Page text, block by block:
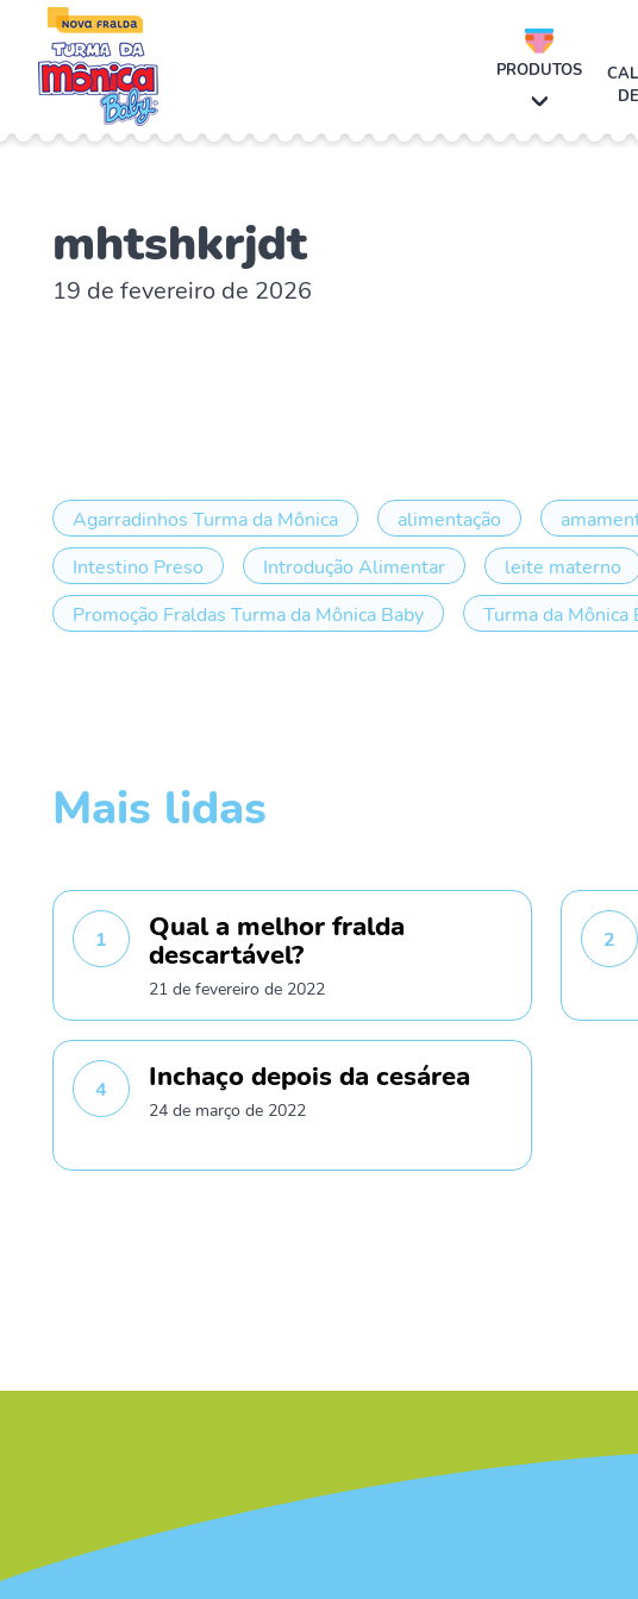
PRODUTOS
mhtshkrjdt
19 de fevereiro de 2026
Agarradinhos Turma da Mônica alimentação
Intestino Preso
Introdução Alimentar leite materno
Promoção Fraldas Turma da Mônica Baby
Turma da Mônica
Mais lidas
1
Qual a melhor fralda
descartável?
21 de fevereiro de 2022
2
4 Inchaço depois da cesárea
24 de março de 2022